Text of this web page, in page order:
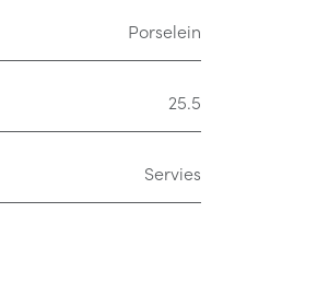
Porselein
25.5
Servies